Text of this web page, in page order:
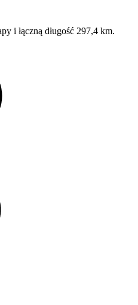
i łączną długość 297,4 km.